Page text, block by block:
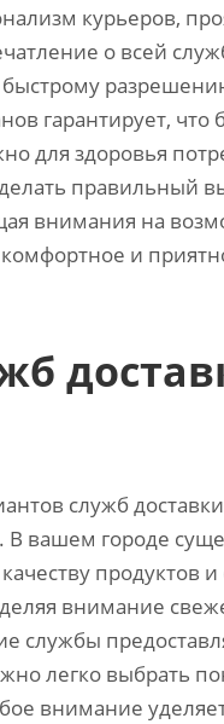
курьеров‚
о всей
быстрому
гарантирует‚
для здоровья
правильный
внимания на
и
служб
вашем городе
продуктов
внимание
службы
легко выбрать
внимание